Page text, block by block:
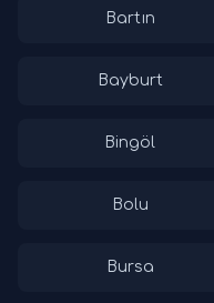
Bartın
Bayburt
Bingöl
Bolu
Bursa